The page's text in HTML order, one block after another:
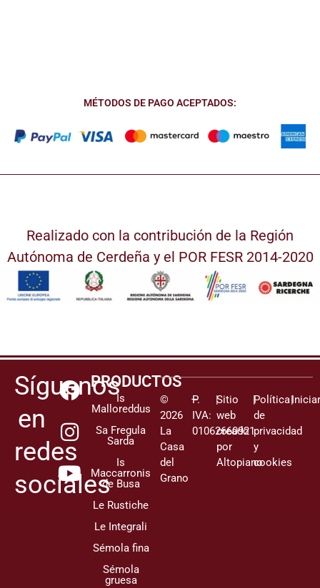
MÉTODOS DE PAGO ACEPTADOS:
Realizado con la contribución de la Región
Autónoma de Cerdeña y el POR FESR 2014-2020
Síguenos
en
redes
sociales
PRODUCTOS
Is
Malloreddus
Sa Fregula
Sarda
Is
Maccarronis
de Busa
Le Rustiche
Le Integrali
Sémola fina
Sémola
gruesa
©
2026
La
Casa
del
Grano
–
P.
IVA:
01062660921
|Sitio
web
creado
por
Altopiano
|Política
de
privacidad
y
cookies